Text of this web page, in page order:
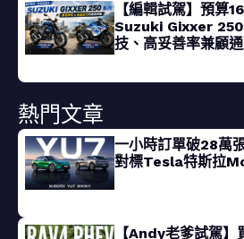
【編輯試駕】預算
Suzuki Gixxer
技、高妥善率兼顧
熱門文章
一小時訂單破28萬
對標Tesla特斯拉
【Andy老爹試駕